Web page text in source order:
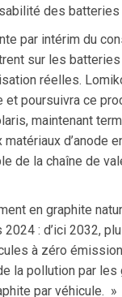
des batteries
par intérim du
sur les
réelles.
poursuivra ce
maintenant
d’anode
de la chaîne de
en graphite
2024 : d’ici 2032,
à zéro
la pollution par
par véhicule. »